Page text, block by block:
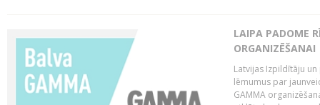
LAIPA PADOME
ORGANIZĒŠANAI
Latvijas Izpildītāju
lēmumus par
GAMMA